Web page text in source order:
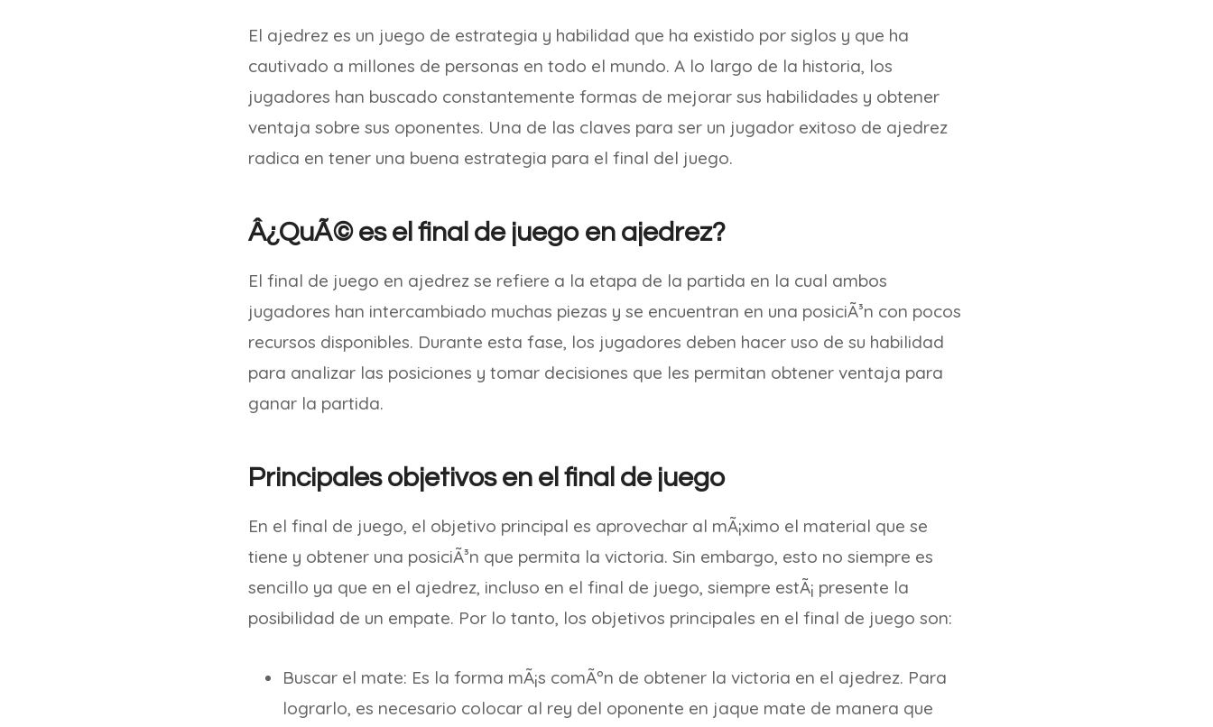
El ajedrez es un juego de estrategia y habilidad que ha existido por siglos y que ha
cautivado a millones de personas en todo el mundo. A lo largo de la historia, los
jugadores han buscado constantemente formas de mejorar sus habilidades y obtener
ventaja sobre sus oponentes. Una de las claves para ser un jugador exitoso de ajedrez
radica en tener una buena estrategia para el final del juego.
Â¿QuÃ© es el final de juego en ajedrez?
El final de juego en ajedrez se refiere a la etapa de la partida en la cual ambos
jugadores han intercambiado muchas piezas y se encuentran en una posiciÃ³n con pocos
recursos disponibles. Durante esta fase, los jugadores deben hacer uso de su habilidad
para analizar las posiciones y tomar decisiones que les permitan obtener ventaja para
ganar la partida.
Principales objetivos en el final de juego
En el final de juego, el objetivo principal es aprovechar al mÃ¡ximo el material que se
tiene y obtener una posiciÃ³n que permita la victoria. Sin embargo, esto no siempre es
sencillo ya que en el ajedrez, incluso en el final de juego, siempre estÃ¡ presente la
posibilidad de un empate. Por lo tanto, los objetivos principales en el final de juego son:
Buscar el mate: Es la forma mÃ¡s comÃºn de obtener la victoria en el ajedrez. Para
lograrlo, es necesario colocar al rey del oponente en jaque mate de manera que